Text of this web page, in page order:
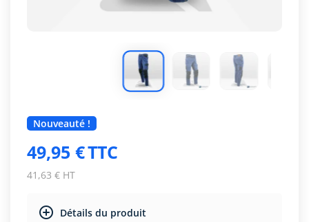
Nouveauté !
49,95 €TTC
41,63 € HT
Détails du produit